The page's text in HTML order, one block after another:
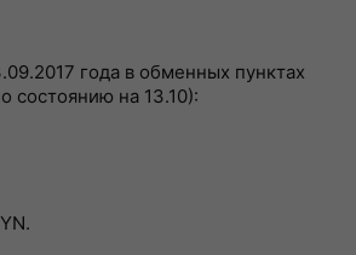
года в обменных пунктах
состоянию на 13.10):